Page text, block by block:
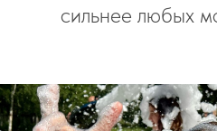
сильнее любых